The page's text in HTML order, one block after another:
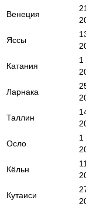
Венеция
Яссы
Катания
1
Ларнака
Таллин
Осло
1
Кёльн
Кутаиси